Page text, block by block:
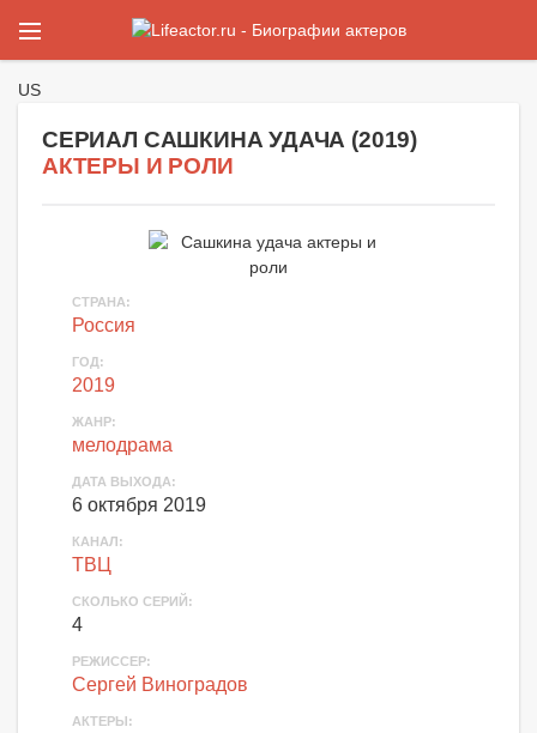
US
СЕРИАЛ САШКИНА УДАЧА (2019)
АКТЕРЫ И РОЛИ
СТРАНА:
Россия
ГОД:
2019
ЖАНР:
мелодрама
ДАТА ВЫХОДА:
6 октября 2019
КАНАЛ:
ТВЦ
СКОЛЬКО СЕРИЙ:
4
РЕЖИССЕР:
Сергей Виноградов
АКТЕРЫ: